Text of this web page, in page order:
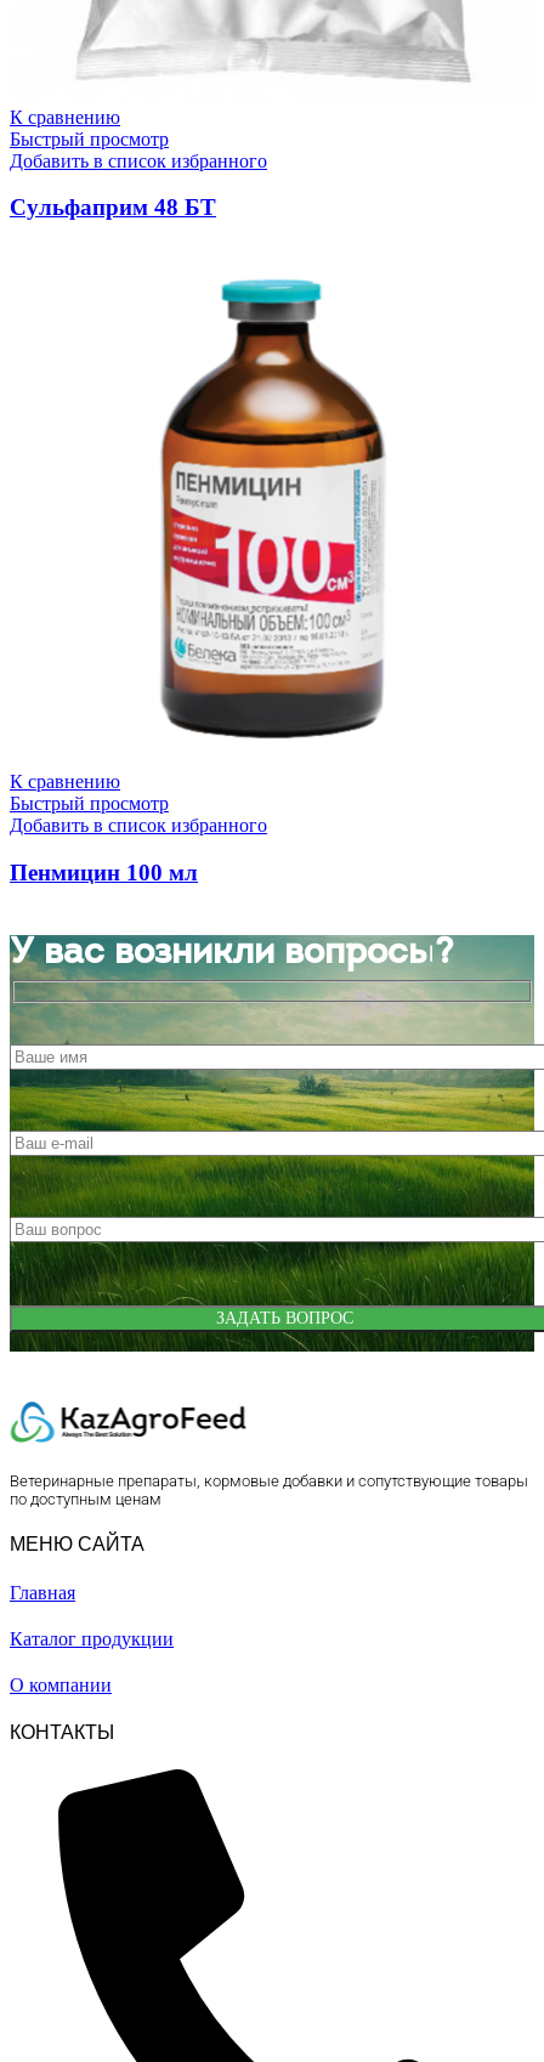
К сравнению
Быстрый просмотр
Добавить в список избранного
Сульфаприм 48 БТ
К сравнению
Быстрый просмотр
Добавить в список избранного
Пенмицин 100 мл
У вас возникли вопросы?
Ветеринарные препараты, кормовые добавки и сопутствующие товары
по доступным ценам
МЕНЮ САЙТА
Главная
Каталог продукции
О компании
КОНТАКТЫ